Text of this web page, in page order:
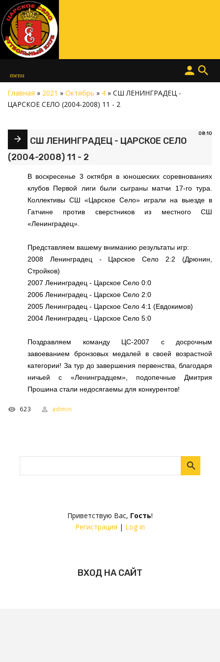
menu search
person
Приветствую Вас, Гость!
Регистрация | Log in
ВХОД НА САЙТ
Главная » 2021 » Октябрь » 4 » СШ ЛЕНИНГРАДЕЦ -
ЦАРСКОЕ СЕЛО (2004-2008) 11 - 2
08:10
СШ ЛЕНИНГРАДЕЦ - ЦАРСКОЕ СЕЛО
(2004-2008) 11 - 2
В воскресенье 3 октября в юношеских соревнованиях
клубов Первой лиги были сыграны матчи 17-го тура.
Коллективы СШ «Царское Село» играли на выезде в
Гатчине против сверстников из местного СШ
«Ленинградец».
Представляем вашему вниманию результаты игр:
2008 Ленинградец - Царское Село 2:2 (Дрюнин,
Стройков)
2007 Ленинградец - Царское Село 0:0
2006 Ленинградец - Царское Село 2:0
2005 Ленинградец - Царское Село 4:1 (Евдокимов)
2004 Ленинградец - Царское Село 5:0
Поздравляем команду ЦС-2007 с досрочным
завоеванием бронзовых медалей в своей возрастной
категории! За тур до завершения первенства, благодаря
ничьей с «Ленинградцем», подопечные Дмитрия
Прошина стали недосягаемы для конкурентов!
623 admin